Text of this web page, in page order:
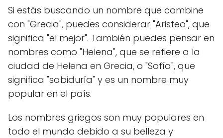
Si estás buscando un nombre que combine
con "Grecia", puedes considerar "Aristeo", que
significa "el mejor". También puedes pensar en
nombres como "Helena", que se refiere a la
ciudad de Helena en Grecia, o "Sofía", que
significa "sabiduría" y es un nombre muy
popular en el país.
Los nombres griegos son muy populares en
todo el mundo debido a su belleza y